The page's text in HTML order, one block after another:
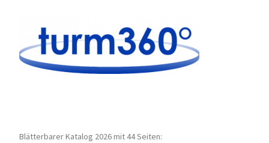
Blätterbarer Katalog 2026 mit 44 Seiten: